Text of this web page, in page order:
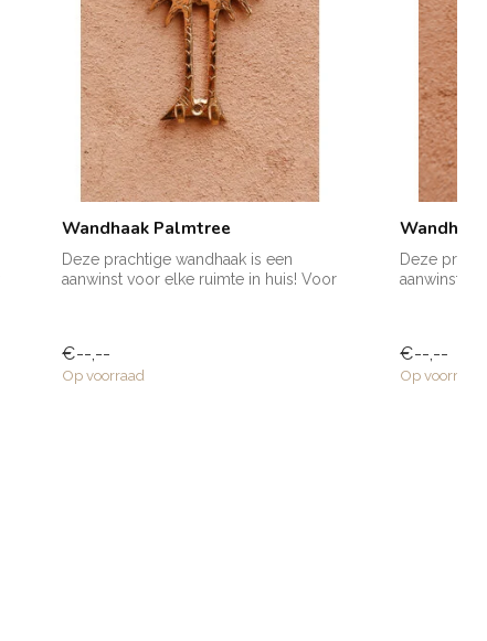
Wandhaak Palmtree
Deze prachtige wandhaak is een
aanwinst voor elke ruimte in huis! Voor
€--,--
Op voorraad
Deze
aanwinst
€--,--
Op voorraad